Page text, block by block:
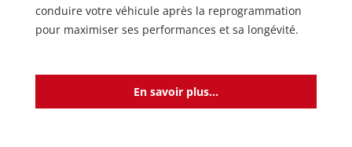
conduire votre véhicule après la reprogrammation
pour maximiser ses performances et sa longévité.
En savoir plus...